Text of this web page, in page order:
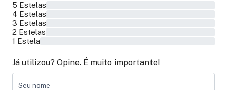
5 Estelas
4 Estelas
3 Estelas
2 Estelas
1 Estela
Já utilizou? Opine. É muito importante!
Seu nome